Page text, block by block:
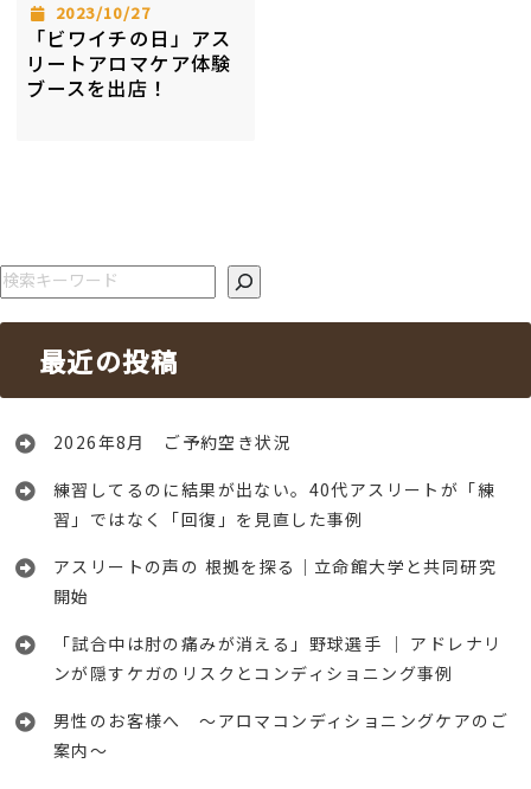
2023/10/27
「ビワイチの日」アス
リートアロマケア体験
ブースを出店！
検索
最近の投稿
2026年8月 ご予約空き状況
練習してるのに結果が出ない。40代アスリートが「練
習」ではなく「回復」を見直した事例
アスリートの声の 根拠を探る｜立命館大学と共同研究
開始
「試合中は肘の痛みが消える」野球選手 │ アドレナリ
ンが隠すケガのリスクとコンディショニング事例
男性のお客様へ ～アロマコンディショニングケアのご
案内～